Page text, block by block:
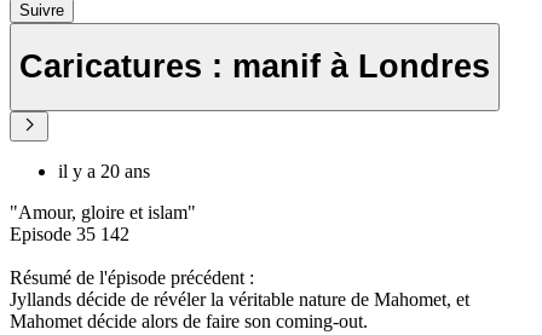
Suivre
Caricatures : manif à Londres
il y a 20 ans
"Amour, gloire et islam"
Episode 35 142
Résumé de l'épisode précédent :
Jyllands décide de révéler la véritable nature de Mahomet, et
Mahomet décide alors de faire son coming-out.